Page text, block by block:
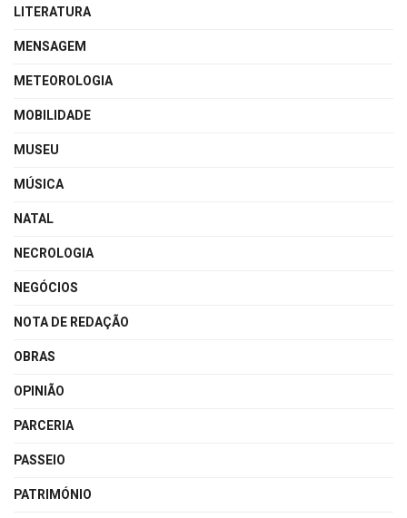
LITERATURA
MENSAGEM
METEOROLOGIA
MOBILIDADE
MUSEU
MÚSICA
NATAL
NECROLOGIA
NEGÓCIOS
NOTA DE REDAÇÃO
OBRAS
OPINIÃO
PARCERIA
PASSEIO
PATRIMÓNIO